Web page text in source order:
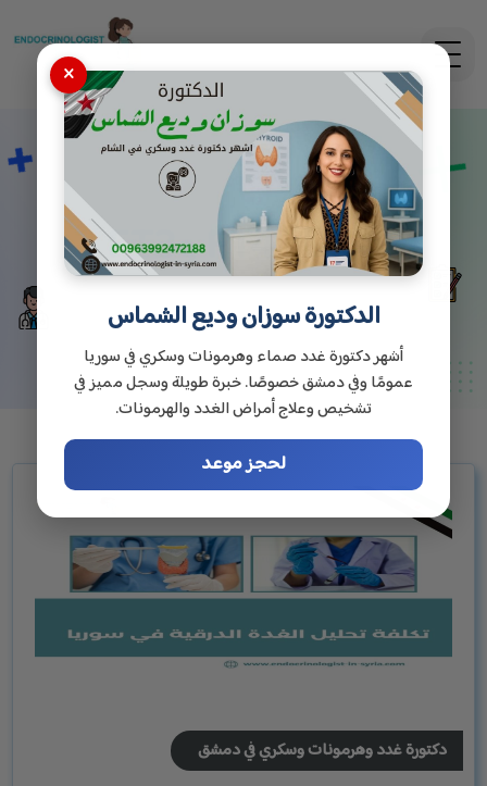
تحليل FT4 وFT3
دكتورة غدد وهرمونات وسكري في دمشق
×
الدكتورة سوزان وديع الشماس
أشهر دكتورة غدد صماء وهرمونات وسكري في سوريا
عمومًا وفي دمشق خصوصًا. خبرة طويلة وسجل مميز في
تشخيص وعلاج أمراض الغدد والهرمونات.
لحجز موعد